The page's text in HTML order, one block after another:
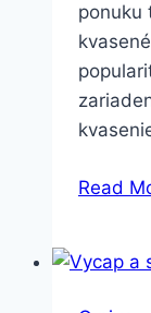
ponuku
Read